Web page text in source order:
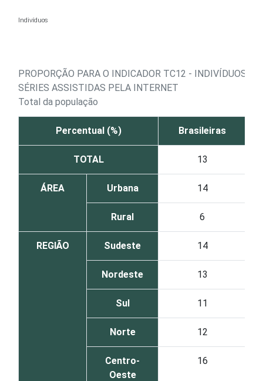
Indivíduos
PROPORÇÃO PARA O INDICADOR TC12 - INDIVÍDUOS,
SÉRIES ASSISTIDAS PELA INTERNET
Total da população
Percentual (%) Brasileiras
TOTAL 13
ÁREA Urbana 14
Rural 6
REGIÃO Sudeste 14
Nordeste 13
Sul 11
Norte 12
Centro-
Oeste
16